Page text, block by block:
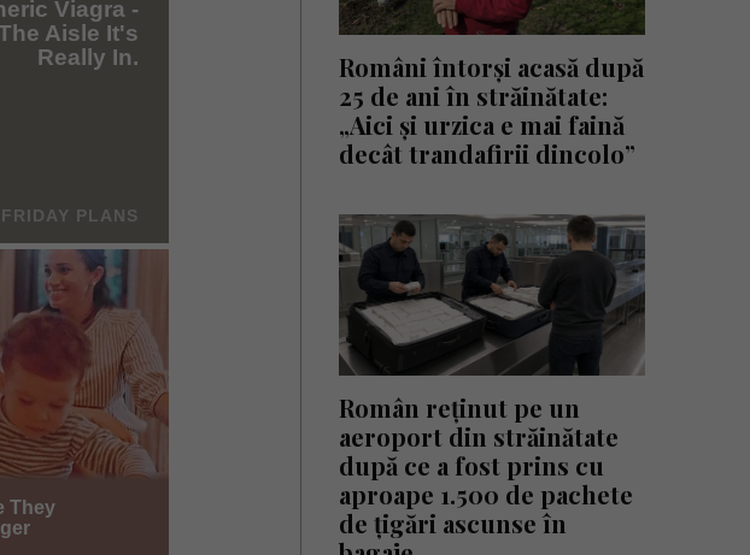
Români întorși acasă după
25 de ani în străinătate:
„Aici și urzica e mai faină
decât trandafirii dincolo”
Român reținut pe un
aeroport din străinătate
după ce a fost prins cu
aproape 1.500 de pachete
de țigări ascunse în